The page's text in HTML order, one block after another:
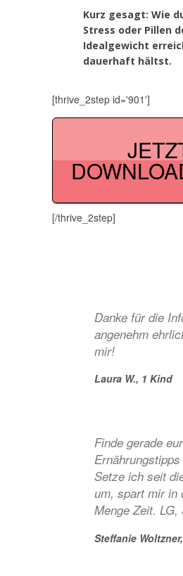
Kurz gesagt: Wie
Stress oder Pillen
Idealgewicht
dauerhaft hältst.
[thrive_2step id='901']
[/thrive_2step]
Danke für die
angenehm
mir!
Laura W., 1 Kind
Finde gerade
Setze ich seit
um, spart mir in
Menge Zeit. LG,
Steffanie Woltzner,